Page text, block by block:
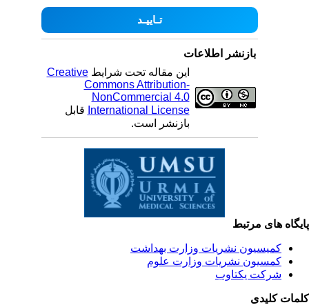
بازنشر اطلاعات
این مقاله تحت شرایطCreative
Commons Attribution-
NonCommercial 4.0
International Licenseقابل
بازنشر است.
های مرتبط
کمیسیون نشریات وزارت بهداشت
کمسیون نشریات وزارت علوم
شرکت یکتاوب
کلیدی